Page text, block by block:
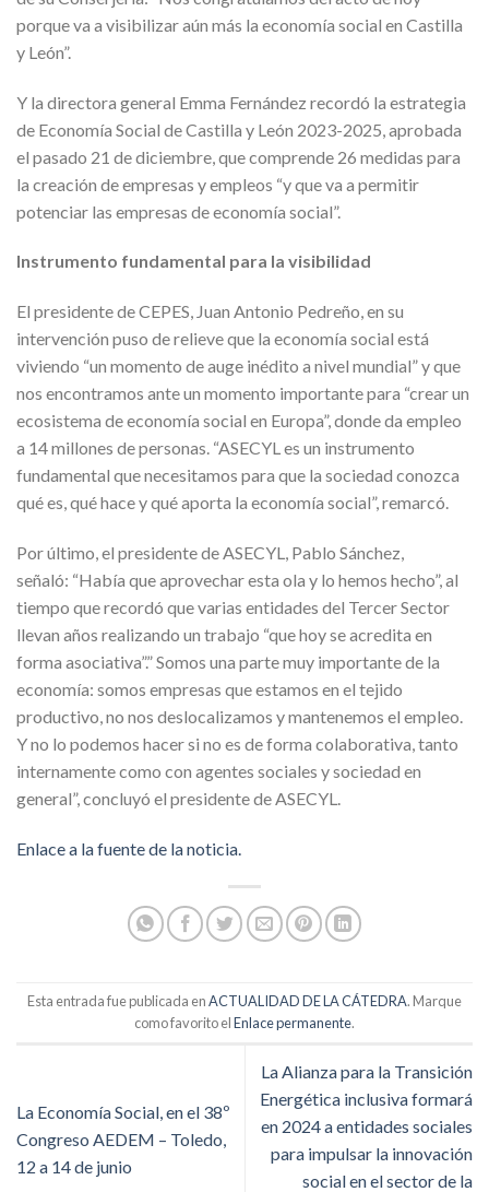
porque va a visibilizar aún más la economía social en Castilla
y León”.
Y la directora general Emma Fernández recordó la estrategia
de Economía Social de Castilla y León 2023-2025, aprobada
el pasado 21 de diciembre, que comprende 26 medidas para
la creación de empresas y empleos “y que va a permitir
potenciar las empresas de economía social”.
Instrumento fundamental para la visibilidad
El presidente de CEPES, Juan Antonio Pedreño, en su
intervención puso de relieve que la economía social está
viviendo “un momento de auge inédito a nivel mundial” y que
nos encontramos ante un momento importante para “crear un
ecosistema de economía social en Europa”, donde da empleo
a 14 millones de personas. “ASECYL es un instrumento
fundamental que necesitamos para que la sociedad conozca
qué es, qué hace y qué aporta la economía social”, remarcó.
Por último, el presidente de ASECYL, Pablo Sánchez,
señaló: “Había que aprovechar esta ola y lo hemos hecho”, al
tiempo que recordó que varias entidades del Tercer Sector
llevan años realizando un trabajo “que hoy se acredita en
forma asociativa”.” Somos una parte muy importante de la
economía: somos empresas que estamos en el tejido
productivo, no nos deslocalizamos y mantenemos el empleo.
Y no lo podemos hacer si no es de forma colaborativa, tanto
internamente como con agentes sociales y sociedad en
general”, concluyó el presidente de ASECYL.
Enlace a la fuente de la noticia.
Esta entrada fue publicada enACTUALIDAD DE LA CÁTEDRA. Marque
como favorito elEnlace permanente.
La Economía Social, en el 38º
Congreso AEDEM – Toledo,
12 a 14 de junio
La Alianza para la Transición
Energética inclusiva formará
en 2024 a entidades sociales
para impulsar la innovación
social en el sector de la